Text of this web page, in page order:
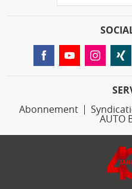
Abonnement
AUTO